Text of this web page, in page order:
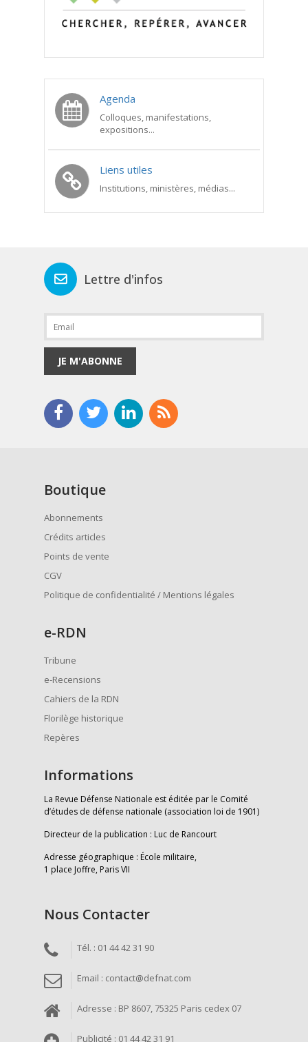
Agenda
Colloques, manifestations,
expositions...
Liens utiles
Institutions, ministères, médias...
Lettre d'infos
JE M'ABONNE
Boutique
Abonnements
Crédits articles
Points de vente
CGV
Politique de confidentialité / Mentions légales
e-RDN
Tribune
e-Recensions
Cahiers de la RDN
Florilège historique
Repères
Informations
La Revue Défense Nationale est éditée par le Comité
d’études de défense nationale (association loi de 1901)
Directeur de la publication : Luc de Rancourt
Adresse géographique : École militaire,
1 place Joffre, Paris VII
Nous Contacter
Tél. : 01 44 42 31 90
Email : contact@defnat.com
Adresse : BP 8607, 75325 Paris cedex 07
Publicité : 01 44 42 31 91